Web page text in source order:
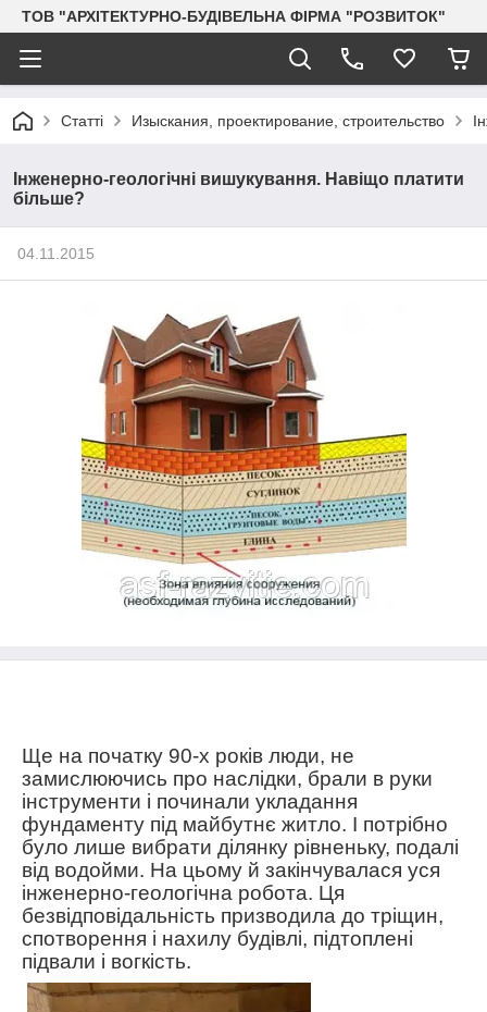
ТОВ "АРХІТЕКТУРНО-БУДІВЕЛЬНА ФІРМА "РОЗВИТОК"
Статті Изыскания, проектирование, строительство
Інженерно-геологічні вишукування. Навіщо платити
більше?
04.11.2015
Ще на початку 90-х років люди, не
замислюючись про наслідки, брали в руки
інструменти і починали укладання
фундаменту під майбутнє житло. І потрібно
було лише вибрати ділянку рівненьку, подалі
від водойми. На цьому й закінчувалася уся
інженерно-геологічна робота. Ця
безвідповідальність призводила до тріщин,
спотворення і нахилу будівлі, підтоплені
підвали і вогкість.